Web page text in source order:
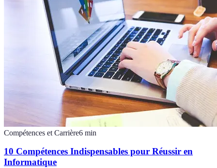
Compétences et Carrière6 min
10 Compétences Indispensables pour Réussir en
Informatique